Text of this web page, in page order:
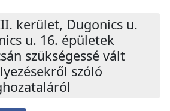
kerület, Dugonics u.
u. 16. épületek
szükségessé vált
szóló